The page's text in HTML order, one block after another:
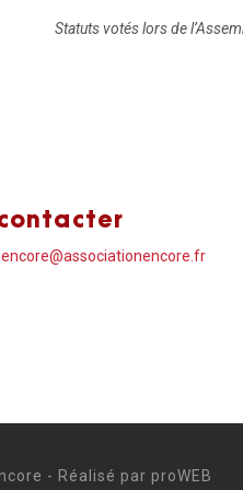
Statuts votés lors de
- Réalisé par proWEB